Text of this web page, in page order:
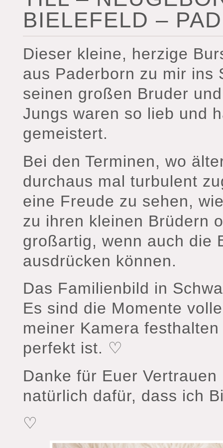
BIELEFELD –
Dieser kleine, herzige
aus Paderborn zu mir ins
seinen großen Bruder
Jungs waren so lieb und
gemeistert.
Bei den Terminen, wo
durchaus mal turbulent
eine Freude zu sehen,
zu ihren kleinen Brüdern
großartig, wenn auch die
ausdrücken können.
Das Familienbild in
Es sind die Momente
meiner Kamera
perfekt ist. ♡
Danke für Euer
natürlich dafür, dass ich
♡